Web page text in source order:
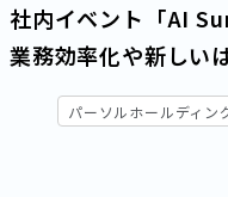
社内イベント「AI
業務効率化や新しい
パーソルホールディン